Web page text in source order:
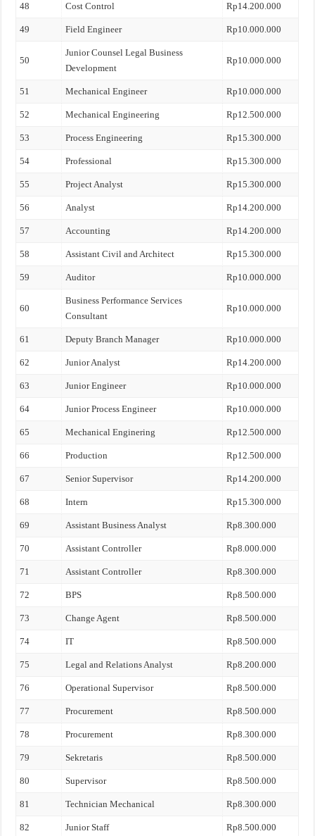
48 Cost Control Rp14.200.000
49 Field Engineer Rp10.000.000
50
Junior Counsel Legal Business
Development
Rp10.000.000
51 Mechanical Engineer Rp10.000.000
52 Mechanical Engineering Rp12.500.000
53 Process Engineering Rp15.300.000
54 Professional Rp15.300.000
55 Project Analyst Rp15.300.000
56 Analyst Rp14.200.000
57 Accounting Rp14.200.000
58 Assistant Civil and Architect Rp15.300.000
59 Auditor Rp10.000.000
60
Business Performance Services
Consultant
Rp10.000.000
61 Deputy Branch Manager Rp10.000.000
62 Junior Analyst Rp14.200.000
63 Junior Engineer Rp10.000.000
64 Junior Process Engineer Rp10.000.000
65 Mechanical Enginering Rp12.500.000
66 Production Rp12.500.000
67 Senior Supervisor Rp14.200.000
68 Intern Rp15.300.000
69 Assistant Business Analyst Rp8.300.000
70 Assistant Controller Rp8.000.000
71 Assistant Controller Rp8.300.000
72 BPS Rp8.500.000
73 Change Agent Rp8.500.000
74 IT Rp8.500.000
75 Legal and Relations Analyst Rp8.200.000
76 Operational Supervisor Rp8.500.000
77 Procurement Rp8.500.000
78 Procurement Rp8.300.000
79 Sekretaris Rp8.500.000
80 Supervisor Rp8.500.000
81 Technician Mechanical Rp8.300.000
82 Junior Staff Rp8.500.000